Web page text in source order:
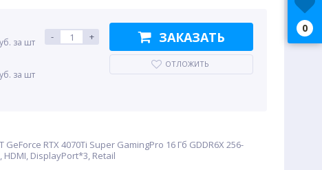
за шт
за шт
- + ЗАКАЗАТЬ
ОТЛОЖИТЬ
GeForce RTX 4070Ti Super GamingPro 16 Гб GDDR6X 256-
HDMI, DisplayPort*3, Retail
0